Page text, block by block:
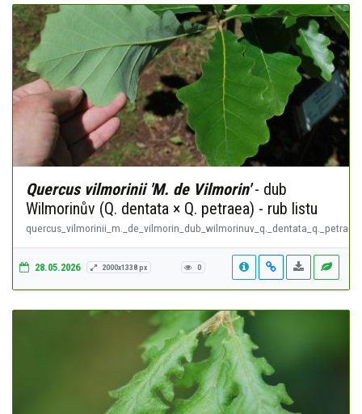
Quercus vilmorinii 'M. de Vilmorin'- dub
Wilmorinův (Q. dentata × Q. petraea) - rub listu
28.05.2026 2000x1338 px 0